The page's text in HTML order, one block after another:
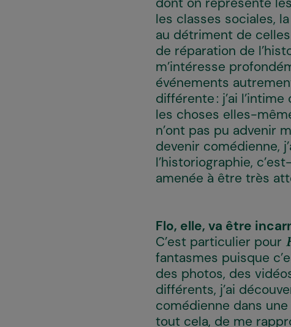
les classes sociales,
au détriment de
de réparation de
m’intéresse
événements
différente : j’ai
les choses elles-
n’ont pas pu advenir
devenir comédienne,
l’historiographie,
amenée à être très
Flo, elle, va être
C’est particulier pour
fantasmes puisque
des photos, des
différents, j’ai
comédienne dans
tout cela, de me